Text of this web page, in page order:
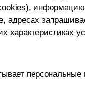
информацию
адресах
характеристиках
персональные